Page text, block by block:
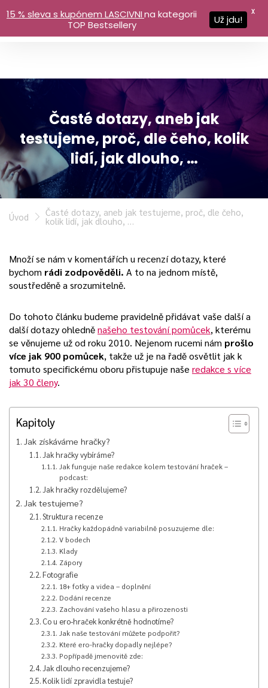
Časté dotazy, aneb jak
testujeme, proč, dle čeho, kolik
lidí, jak dlouho, …
Úvod Časté dotazy, aneb jak testujeme, proč, dle čeho,
kolik lidí, jak dlouho, …
Množí se nám v komentářích u recenzí dotazy, které
bychom rádi zodpověděli. A to na jednom místě,
soustředěně a srozumitelně.
Do tohoto článku budeme pravidelně přidávat vaše další a
další dotazy ohledněnašeho testování pomůcek, kterému
se věnujeme už od roku 2010. Nejenom rucemi nám prošlo
více jak 900 pomůcek, takže už je na řadě osvětlit jak k
tomuto specifickému oboru přistupuje naše redakce s více
jak 30 členy.
Kapitoly
Jak získáváme hračky?
Jak hračky vybíráme?
Jak funguje naše redakce kolem testování hraček –
podcast:
Jak hračky rozdělujeme?
Jak testujeme?
Struktura recenze
Hračky každopádně variabilně posuzujeme dle:
V bodech
Klady
Zápory
Fotografie
18+ fotky a videa – doplnění
Dodání recenze
Zachování vašeho hlasu a přirozenosti
Co u ero-hraček konkrétně hodnotíme?
Jak naše testování můžete podpořit?
Které ero-hračky dopadly nejlépe?
Popřípadě jmenovitě zde:
Jak dlouho recenzujeme?
Kolik lidí zpravidla testuje?
15 % sleva s kupónem LASCIVNIna kategorii
TOP Bestsellery
Už jdu!
X